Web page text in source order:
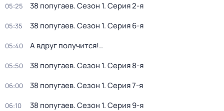
05:25 38 попугаев. Сезон 1. Серия 2-я
05:35 38 попугаев. Сезон 1. Серия 6-я
05:40 А вдруг получится!..
05:50 38 попугаев. Сезон 1. Серия 8-я
06:00 38 попугаев. Сезон 1. Серия 7-я
06:10 38 попугаев. Сезон 1. Серия 9-я